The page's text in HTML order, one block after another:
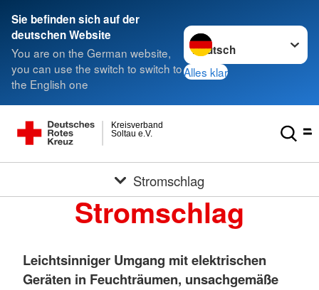
Sie befinden sich auf der
deutschen Website
You are on the German website,
you can use the switch to switch to
the English one
Sprache wechseln zu
Alles klar
Soltau e.V.
Kreisverband
Stromschlag
Stromschlag
Leichtsinniger Umgang mit elektrischen
Geräten in Feuchträumen, unsachgemäße